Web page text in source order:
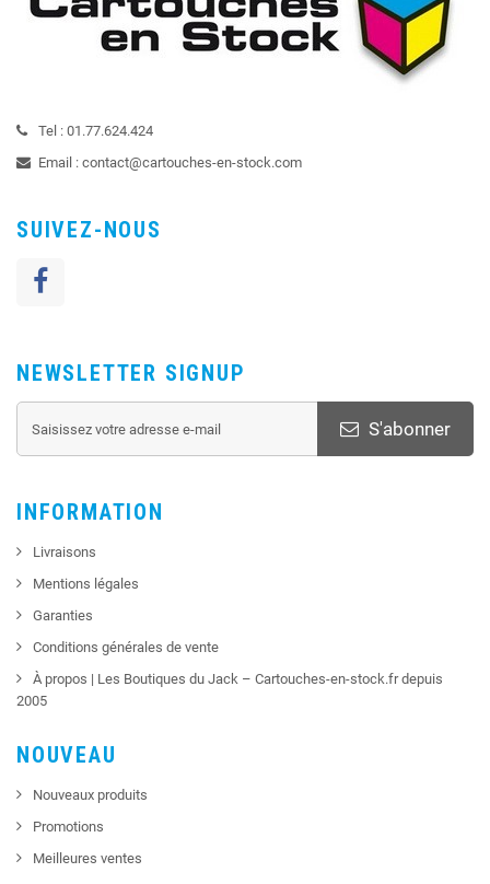
Tel : 01.77.624.424
Email : contact@cartouches-en-stock.com
SUIVEZ-NOUS
NEWSLETTER SIGNUP
S'abonner
INFORMATION
Livraisons
Mentions légales
Garanties
Conditions générales de vente
À propos | Les Boutiques du Jack – Cartouches-en-stock.fr depuis
2005
NOUVEAU
Nouveaux produits
Promotions
Meilleures ventes